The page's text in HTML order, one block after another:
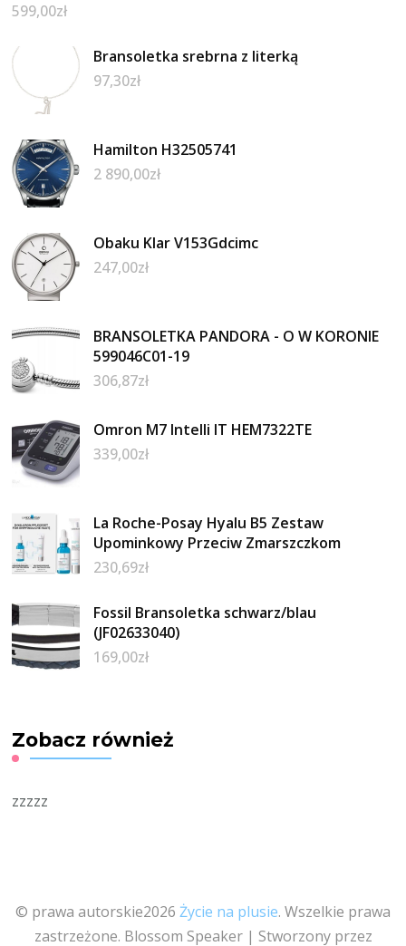
599,00zł
Bransoletka srebrna z literką
97,30zł
Hamilton H32505741
2 890,00zł
Obaku Klar V153Gdcimc
247,00zł
BRANSOLETKA PANDORA - O W KORONIE
599046C01-19
306,87zł
Omron M7 Intelli IT HEM7322TE
339,00zł
La Roche-Posay Hyalu B5 Zestaw
Upominkowy Przeciw Zmarszczkom
230,69zł
Fossil Bransoletka schwarz/blau
(JF02633040)
169,00zł
Zobacz również
zzzzz
© prawa autorskie2026 Życie na plusie. Wszelkie prawa
zastrzeżone. Blossom Speaker | Stworzony przez